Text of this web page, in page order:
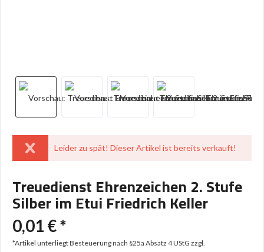
Leider zu spät! Dieser Artikel ist bereits verkauft!
Treuedienst Ehrenzeichen 2. Stufe
Silber im Etui Friedrich Keller
0,01 € *
*Artikel unterliegt Besteuerung nach §25a Absatz 4 UStG zzgl.